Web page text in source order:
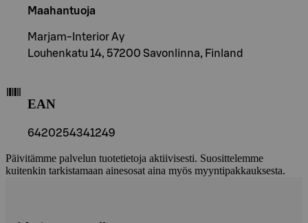
Maahantuoja
Marjam-Interior Ay
Louhenkatu 14, 57200 Savonlinna, Finland
EAN
6420254341249
Päivitämme palvelun tuotetietoja aktiivisesti. Suosittelemme
kuitenkin tarkistamaan ainesosat aina myös myyntipakkauksesta.